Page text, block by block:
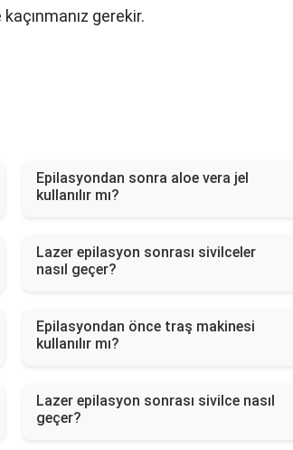
gerekir.
Epilasyondan sonra aloe vera jel
kullanılır mı?
Lazer epilasyon sonrası sivilceler
nasıl geçer?
Epilasyondan önce traş makinesi
kullanılır mı?
Lazer epilasyon sonrası sivilce nasıl
geçer?